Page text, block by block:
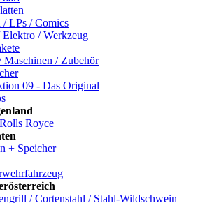
/ LPs / Comics
Elektro / Werkzeug
Maschinen / Zubehör
09 - Das Original
Royce
+ Speicher
/ Cortenstahl / Stahl-Wildschwein